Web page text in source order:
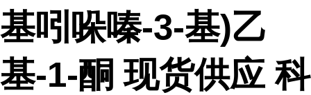
基吲哚嗪-3-基)乙
基-1-酮 现货供应 科